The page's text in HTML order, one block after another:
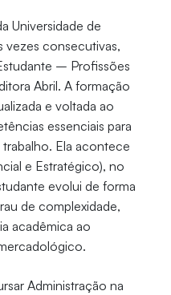
Universidade de
vezes consecutivas,
– Profissões
Abril. A formação
e voltada ao
essenciais para
Ela acontece
e Estratégico), no
evolui de forma
de complexidade,
acadêmica ao
Administração na